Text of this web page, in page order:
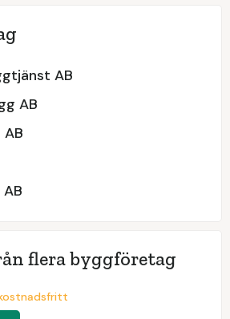
AB
AB
AB
flera byggföretag